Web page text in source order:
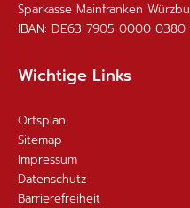
Sparkasse Mainfranken
IBAN: DE63 7905 0000 0380
Wichtige Links
Ortsplan
Sitemap
Impressum
Datenschutz
Barrierefreiheit